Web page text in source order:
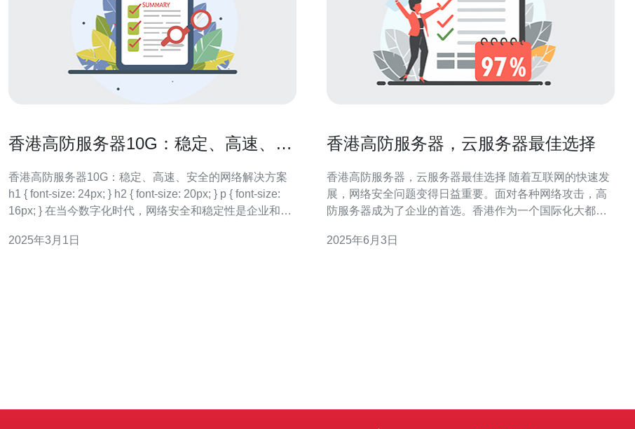
香港高防服务器10G：稳定、高速、安
香港高防服务器10G：稳定、高速、安全的网络解决方案
h1 { font-size: 24px; } h2 { font-size: 20px; } p { font-size:
16px; } 在当今数字化时代，网络安全和稳定性是企业和个
量的网站和应用程序，
2025年3月1日
香港高防服务器，云服务器最佳选择
香港高防服务器，云服务器最佳选择 随着互联网的快速发
展，网络安全问题变得日益重要。面对各种网络攻击，高
防服务器成为了企业的首选。香港作为一个国际化大都
定的网络环境，更具备丰富的运营经验和完善的技术支
2025年6月3日